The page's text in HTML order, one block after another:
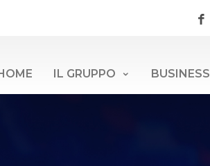
IL GRUPPO BUSINESS